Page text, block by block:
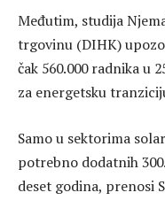
Međutim, studija
trgovinu (DIHK)
čak 560.000 radnika u
za energetsku
Samo u sektorima
potrebno dodatnih
deset godina, prenosi